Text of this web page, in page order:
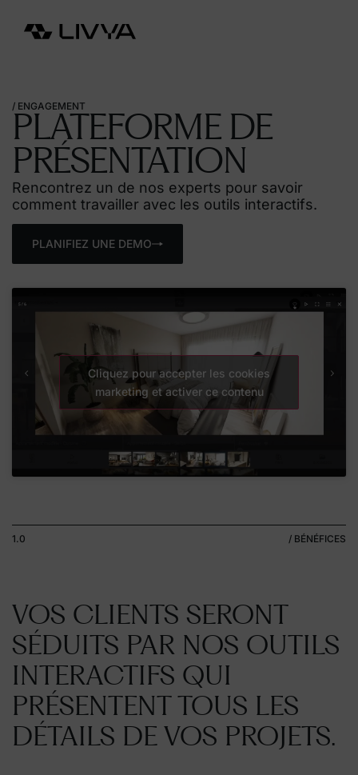
/ ENGAGEMENT
PLATEFORME DE
PRÉSENTATION
Rencontrez un de nos experts pour savoir
comment travailler avec les outils interactifs.
PLANIFIEZ UNE DEMO
Cliquez pour accepter les cookies
marketing et activer ce contenu
1.0 / BÉNÉFICES
VOS CLIENTS SERONT
SÉDUITS PAR NOS OUTILS
INTERACTIFS QUI
PRÉSENTENT TOUS LES
DÉTAILS DE VOS PROJETS.